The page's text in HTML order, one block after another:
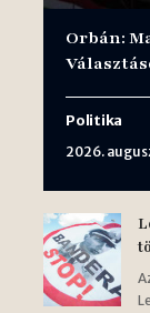
Orbán:
Politika
2026.